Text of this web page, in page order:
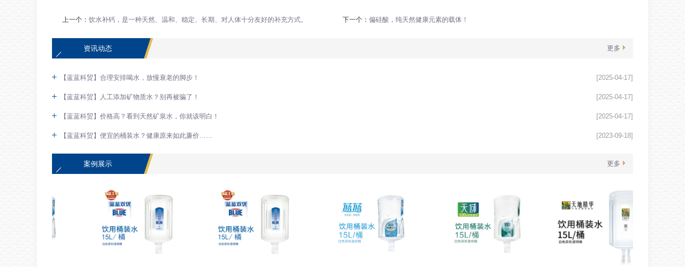
上一个： 饮水补钙，是一种天然、温和、稳定、长期、对人体十分友好的补充方式。 下一个： 偏硅酸，纯天然健康元素的载体！
更多
资讯动态
[2025-04-17]
【蓝蓝科贸】合理安排喝水，放慢衰老的脚步！
[2025-04-17]
【蓝蓝科贸】人工添加矿物质水？别再被骗了！
[2025-04-17]
【蓝蓝科贸】价格高？看到天然矿泉水，你就该明白！
[2023-09-18]
【蓝蓝科贸】便宜的桶装水？健康原来如此廉价……
更多
案例展示